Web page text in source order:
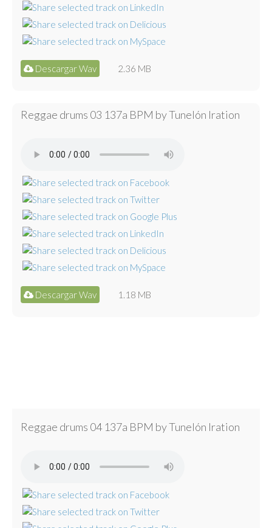
Descargar Wav 2.36 MB
Reggae drums 03 137a BPM by Tunelón Iration
Descargar Wav 1.18 MB
Reggae drums 04 137a BPM by Tunelón Iration